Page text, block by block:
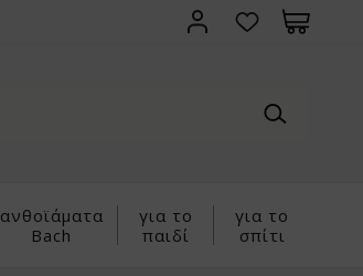
ανθοϊάματα
Bach
για το
παιδί
για το
σπίτι